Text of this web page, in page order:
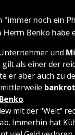
"immer noch ein
Herrn Benko habe
und
gilt als einer der
er aber auch zu
.
mit der "Welt"
Immerhin hat